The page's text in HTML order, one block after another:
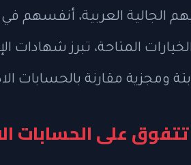
الجالية العربية،
على الحسابات